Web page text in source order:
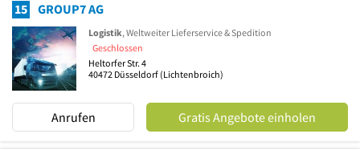
15 GROUP7 AG
Logistik, Weltweiter Lieferservice & Spedition
Geschlossen
Heltorfer Str. 4
40472 Düsseldorf (Lichtenbroich)
Anrufen Gratis Angebote einholen